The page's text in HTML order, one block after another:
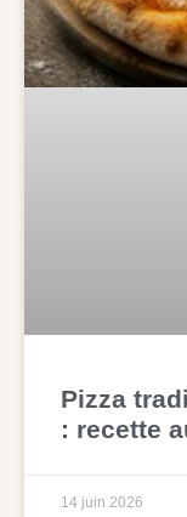
Pizza
: recette
14 juin 2026